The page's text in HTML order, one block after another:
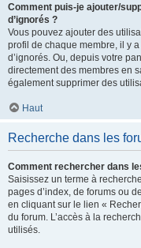
Comment puis-je ajouter/
d’ignorés ?
Vous pouvez ajouter des
profil de chaque membre, il y
d’ignorés. Ou, depuis votre
directement des membres en
également supprimer des
Haut
Recherche dans les
Comment rechercher dans
Saisissez un terme à
pages d’index, de forums ou
en cliquant sur le lien «
du forum. L’accès à la
utilisés.